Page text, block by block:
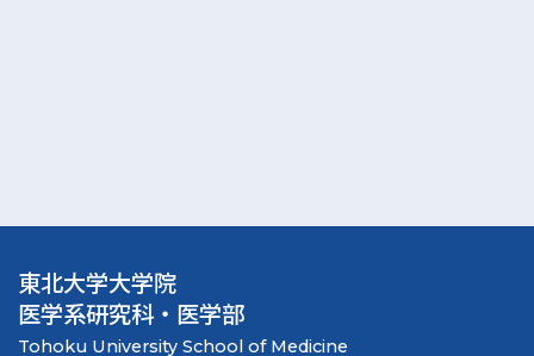
東北大学大学院
医学系研究科・医学部